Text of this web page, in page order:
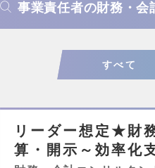
事業責任者の財務・会
すべて
リーダー想定★財
算・開示～効率化